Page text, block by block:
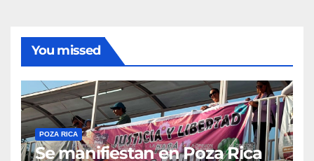
You missed
POZA RICA
Se manifiestan en Poza Rica